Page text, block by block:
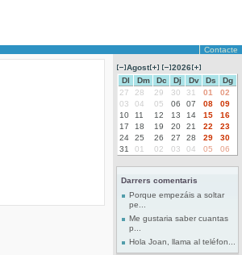
Contacte
Agost
2026
Dl
Dm Dc Dj Dv Ds
Dg
27
28 29 30 31 01
02
03
04 05 06 07 08
09
10
11 12 13 14 15
16
17
18 19 20 21 22
23
24
25 26 27 28 29
30
31
01 02 03 04 05 06
Darrers comentaris
Porque empezáis a soltar
pe...
Me gustaria saber cuantas
p...
Hola Joan, llama al teléfon...